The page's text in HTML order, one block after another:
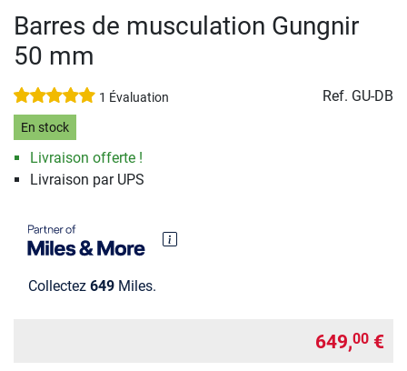
Barres de musculation Gungnir
50 mm
1 Évaluation Ref. GU-DB
En stock
Livraison offerte !
Livraison par UPS
Collectez 649 Miles.
649,00 €